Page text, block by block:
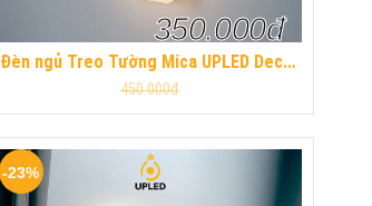
Đèn ngủ Treo Tường Mica UPLED Decor
phòng ngủ hình khối chữ nhật Hiện Đại
350.000đ
450.000đ
-23%